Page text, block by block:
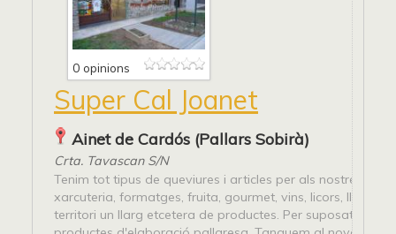
0 opinions
Super Cal Joanet
Ainet de Cardós (Pallars Sobirà)
Crta. Tavascan S/N
Tenim tot tipus de queviures i articles per als nostres
xarcuteria, formatges, fruita, gourmet, vins, licors, llibres,
territori un llarg etcetera de productes. Per suposat